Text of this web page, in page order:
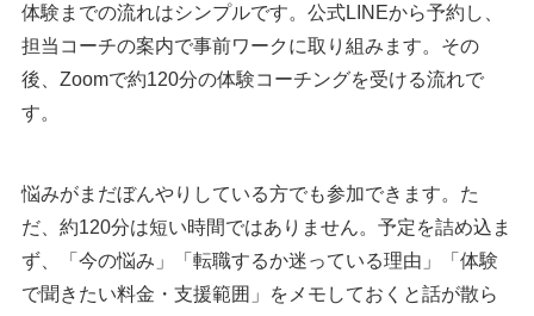
体験までの流れはシンプルです。公式LINEから予約し、
担当コーチの案内で事前ワークに取り組みます。その
後、Zoomで約120分の体験コーチングを受ける流れで
す。
悩みがまだぼんやりしている方でも参加できます。た
だ、約120分は短い時間ではありません。予定を詰め込ま
ず、「今の悩み」「転職するか迷っている理由」「体験
で聞きたい料金・支援範囲」をメモしておくと話が散ら